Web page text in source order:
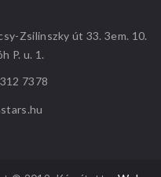
Zsilinszky út 33. 3em. 10.
P. u. 1.
7378